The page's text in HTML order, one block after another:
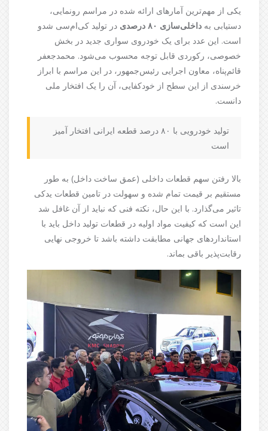
یکی از مهم‌ترین آمارهای ارائه شده در مراسم رونمایی،
دستیابی به داخلی‌سازی ۸۰ درصدی
در تولید کی‌ام‌سی شدو
است. این عدد برای یک خودروی سواری جدید در بخش
خصوصی، رکوردی قابل توجه محسوب می‌شود. محمدجعفر
قائم‌پناه، معاون اجرایی رئیس‌جمهور، در این مراسم با ابراز
خرسندی از این سطح از خودکفایی، آن را یک افتخار ملی
دانست.
تولید خودرویی با ۸۰ درصد قطعه ایرانی افتخار آمیز
است
بالا رفتن سهم قطعات داخلی (عمق ساخت داخل) به طور
مستقیم بر قیمت تمام شده و سهولت در تامین قطعات یدکی
تاثیر می‌گذارد. با این حال، نکته فنی که نباید از آن غافل شد
این است که کیفیت مواد اولیه در قطعات تولید داخل باید با
استانداردهای جهانی مطابقت داشته باشد تا خروجی نهایی
رقابت‌پذیر باقی بماند.